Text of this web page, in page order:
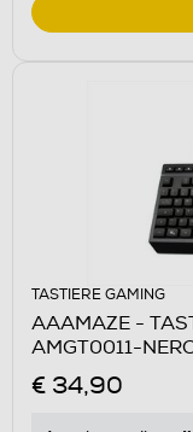
TASTIERE GAMING
AAAMAZE -
AMGT0011-
€ 34,90